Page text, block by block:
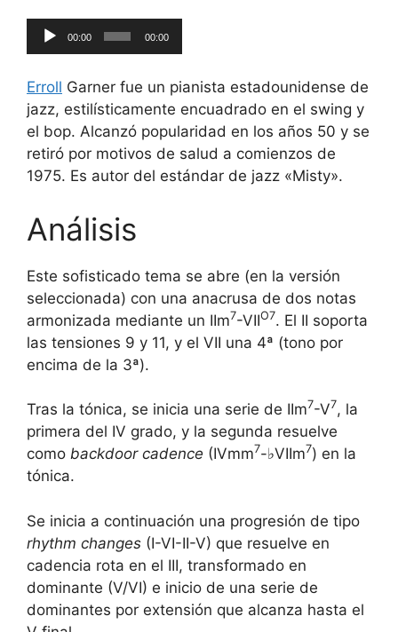
Reproductor
de
00:00 00:00
Erroll Garner fue un pianista estadounidense de
jazz, estilísticamente encuadrado en el swing y
el bop. Alcanzó popularidad en los años 50 y se
retiró por motivos de salud a comienzos de
1975. Es autor del estándar de jazz «Misty».
Análisis
Este sofisticado tema se abre (en la versión
seleccionada) con una anacrusa de dos notas
armonizada mediante un IIm7-VIIO7. El II soporta
las tensiones 9 y 11, y el VII una 4ª (tono por
encima de la 3ª).
Tras la tónica, se inicia una serie de IIm7-V7, la
primera del IV grado, y la segunda resuelve
como backdoor cadence (IVmm7-♭VIIm7) en la
tónica.
Se inicia a continuación una progresión de tipo
rhythm changes (I-VI-II-V) que resuelve en
cadencia rota en el III, transformado en
dominante (V/VI) e inicio de una serie de
dominantes por extensión que alcanza hasta el